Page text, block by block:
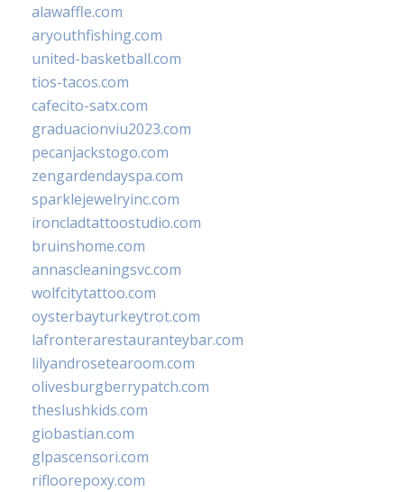
alawaffle.com
aryouthfishing.com
united-basketball.com
tios-tacos.com
cafecito-satx.com
graduacionviu2023.com
pecanjackstogo.com
zengardendayspa.com
sparklejewelryinc.com
ironcladtattoostudio.com
bruinshome.com
annascleaningsvc.com
wolfcitytattoo.com
oysterbayturkeytrot.com
lafronterarestauranteybar.com
lilyandrosetearoom.com
olivesburgberrypatch.com
theslushkids.com
giobastian.com
glpascensori.com
rifloorepoxy.com